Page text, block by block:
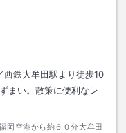
鉄大牟田駅より徒歩10
まい。散策に便利なレ
岡空港から約６０分大牟田